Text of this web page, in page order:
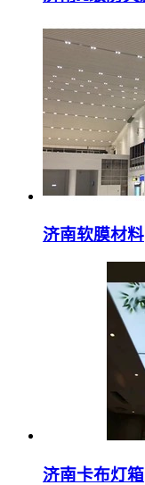
济南软膜材料
济南卡布灯箱